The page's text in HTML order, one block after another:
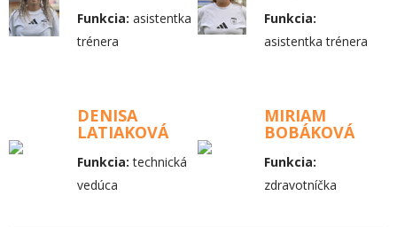
Funkcia: asistentka
trénera
Funkcia:
asistentka trénera
DENISA
LATIAKOVÁ
Funkcia: technická
vedúca
MIRIAM
BOBÁKOVÁ
Funkcia:
zdravotníčka